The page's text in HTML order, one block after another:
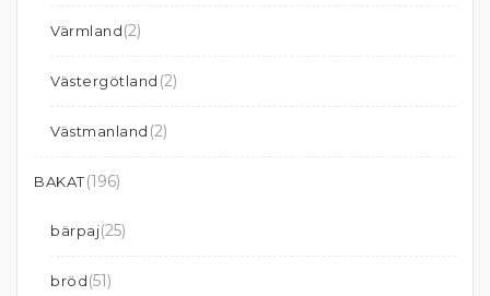
Värmland(2)
Västergötland (2)
Västmanland (2)
BAKAT(196)
bärpaj(25)
bröd(51)